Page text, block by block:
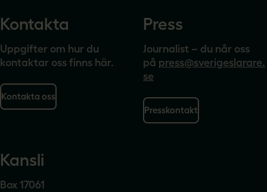
Kontakta
Uppgifter om hur du
kontaktar oss finns här.
Kontakta oss
Press
Journalist – du når oss
på press@sverigeslarare.
se
Presskontakt
Kansli
Box 17061